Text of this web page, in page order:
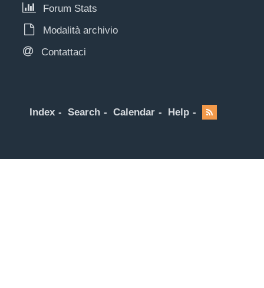
Forum Stats
Modalità archivio
Contattaci
Index Search Calendar Help